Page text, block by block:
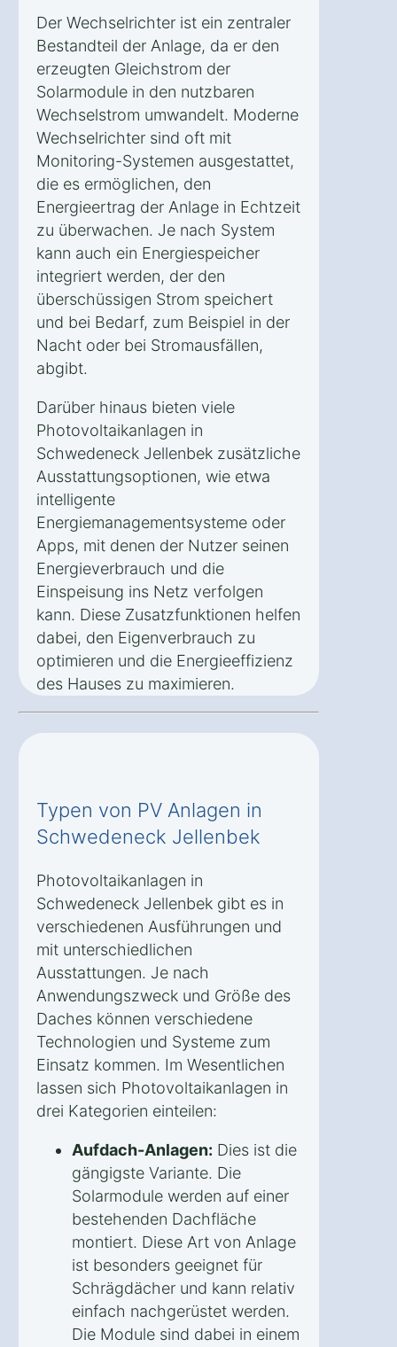
Der Wechselrichter ist ein zentraler
Bestandteil der Anlage, da er den
erzeugten Gleichstrom der
Solarmodule in den nutzbaren
Wechselstrom umwandelt. Moderne
Wechselrichter sind oft mit
Monitoring-Systemen ausgestattet,
die es ermöglichen, den
Energieertrag der Anlage in Echtzeit
zu überwachen. Je nach System
kann auch ein Energiespeicher
integriert werden, der den
überschüssigen Strom speichert
und bei Bedarf, zum Beispiel in der
Nacht oder bei Stromausfällen,
abgibt.
Darüber hinaus bieten viele
Photovoltaikanlagen in
Schwedeneck Jellenbek zusätzliche
Ausstattungsoptionen, wie etwa
intelligente
Energiemanagementsysteme oder
Apps, mit denen der Nutzer seinen
Energieverbrauch und die
Einspeisung ins Netz verfolgen
kann. Diese Zusatzfunktionen helfen
dabei, den Eigenverbrauch zu
optimieren und die Energieeffizienz
des Hauses zu maximieren.
Typen von PV Anlagen in
Schwedeneck Jellenbek
Photovoltaikanlagen in
Schwedeneck Jellenbek gibt es in
verschiedenen Ausführungen und
mit unterschiedlichen
Ausstattungen. Je nach
Anwendungszweck und Größe des
Daches können verschiedene
Technologien und Systeme zum
Einsatz kommen. Im Wesentlichen
lassen sich Photovoltaikanlagen in
drei Kategorien einteilen:
Aufdach-Anlagen: Dies ist die
gängigste Variante. Die
Solarmodule werden auf einer
bestehenden Dachfläche
montiert. Diese Art von Anlage
ist besonders geeignet für
Schrägdächer und kann relativ
einfach nachgerüstet werden.
Die Module sind dabei in einem